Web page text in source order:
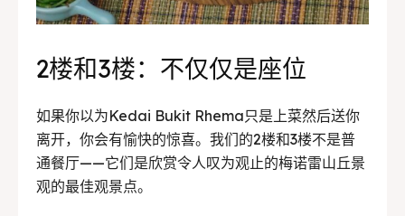
2楼和3楼：不仅仅是座位
如果你以为Kedai Bukit Rhema只是上菜然后送你
离开，你会有愉快的惊喜。我们的2楼和3楼不是普
通餐厅——它们是欣赏令人叹为观止的梅诺雷山丘景
观的最佳观景点。